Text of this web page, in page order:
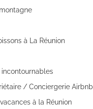
à La Réunion
incontournables
/ Conciergerie Airbnb
à la Réunion